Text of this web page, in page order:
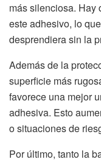
más silenciosa. Hay
este adhesivo, lo
desprendiera sin la
Además de la
superficie más
favorece una mejor
adhesiva. Esto
o situaciones de
Por último, tanto la